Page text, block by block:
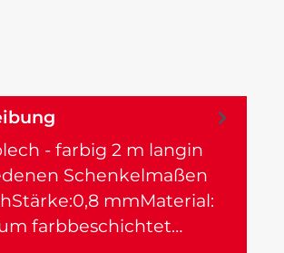
- farbig 2 m langin
Schenkelmaßen
mmMaterial:
farbbeschichtet…